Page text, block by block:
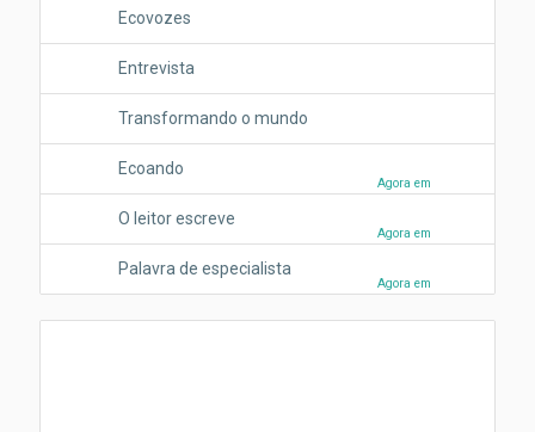
Ecovozes
Entrevista
Transformando o mundo
Agora em
Ecoando
Agora em
O leitor escreve
Agora em
Palavra de especialista